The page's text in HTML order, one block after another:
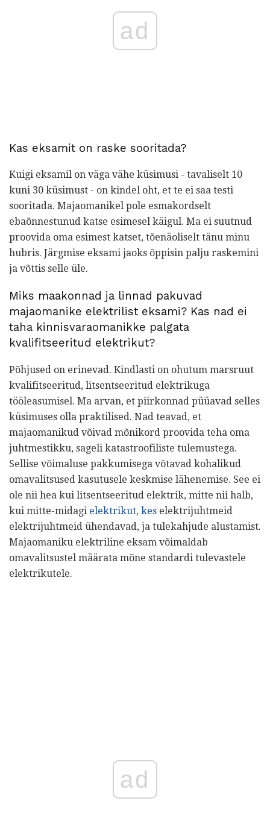
ad
Kas eksamit on raske sooritada?
Kuigi eksamil on väga vähe küsimusi - tavaliselt 10
kuni 30 küsimust - on kindel oht, et te ei saa testi
sooritada. Majaomanikel pole esmakordselt
ebaõnnestunud katse esimesel käigul. Ma ei suutnud
proovida oma esimest katset, tõenäoliselt tänu minu
hubris. Järgmise eksami jaoks õppisin palju raskemini
ja võttis selle üle.
Miks maakonnad ja linnad pakuvad
majaomanike elektrilist eksami? Kas nad ei
taha kinnisvaraomanikke palgata
kvalifitseeritud elektrikut?
Põhjused on erinevad. Kindlasti on ohutum marsruut
kvalifitseeritud, litsentseeritud elektrikuga
tööleasumisel. Ma arvan, et piirkonnad püüavad selles
küsimuses olla praktilised. Nad teavad, et
majaomanikud võivad mõnikord proovida teha oma
juhtmestikku, sageli katastroofiliste tulemustega.
Sellise võimaluse pakkumisega võtavad kohalikud
omavalitsused kasutusele keskmise lähenemise. See ei
ole nii hea kui litsentseeritud elektrik, mitte nii halb,
kui mitte-midagi elektrikut, kes elektrijuhtmeid
elektrijuhtmeid ühendavad, ja tulekahjude alustamist.
Majaomaniku elektriline eksam võimaldab
omavalitsustel määrata mõne standardi tulevastele
elektrikutele.
ad